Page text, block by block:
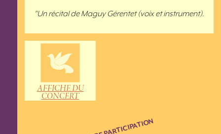
"Un récital de Maguy Gérentet (voix et instrument).
AFFICHE DU
CONCERT